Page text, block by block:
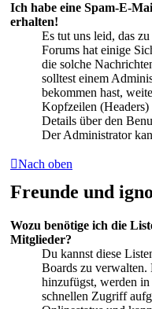
Ich habe eine Spam-E-
erhalten!
Es tut uns leid, das
Forums hat einige
die solche
solltest einem
bekommen hast,
Kopfzeilen (Headers)
Details über den
Der Administrator
Nach oben
Freunde und
Wozu benötige ich die
Mitglieder?
Du kannst diese
Boards zu verwalten.
hinzufügst, werden
schnellen Zugriff